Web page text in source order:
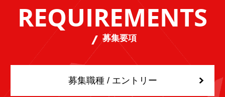
REQUIREMENTS
募集要項
募集職種 / エントリー